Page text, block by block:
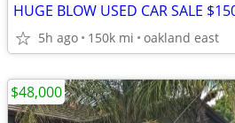
HUGE BLOW USED CAR SALE
5h ago 150k mi oakland east
$48,000